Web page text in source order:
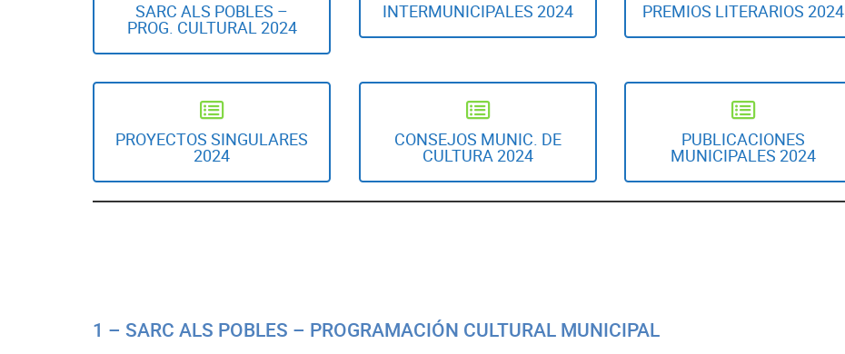
SARC ALS POBLES –
PROG. CULTURAL 2024
INTERMUNICIPALES 2024 PREMIOS LITERARIOS 2024
PROYECTOS SINGULARES
2024
CONSEJOS MUNIC. DE
CULTURA 2024
PUBLICACIONES
MUNICIPALES 2024
1 – SARC ALS POBLES – PROGRAMACIÓN CULTURAL MUNICIPAL